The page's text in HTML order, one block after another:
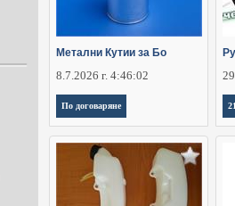
Метални Кутии за Бо
8.7.2026 г. 4:46:02
По договаряне